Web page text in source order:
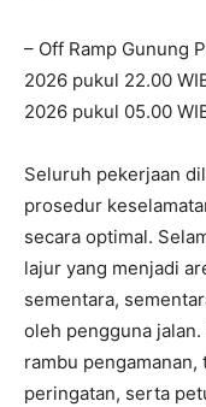
– Off Ramp Gunung
2026 pukul 22.00
2026 pukul 05.00
Seluruh pekerjaan
prosedur
secara optimal.
lajur yang menjadi
sementara,
oleh pengguna
rambu
peringatan, serta